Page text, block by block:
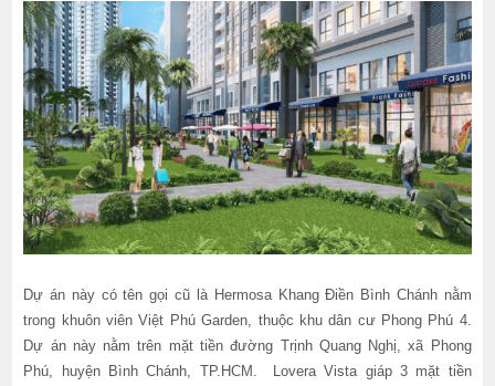
Dự án này có tên gọi cũ là Hermosa Khang Điền Bình Chánh nằm
trong khuôn viên Việt Phú Garden, thuộc khu dân cư Phong Phú 4.
Dự án này nằm trên mặt tiền đường Trịnh Quang Nghị, xã Phong
Phú, huyện Bình Chánh, TP.HCM. Lovera Vista giáp 3 mặt tiền